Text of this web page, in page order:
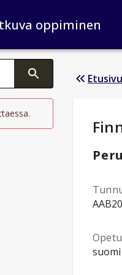
oppiminen
Etusivu
suomi